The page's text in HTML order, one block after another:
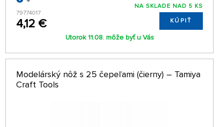
79774017
4,12 €
NA SKLADE NAD 5 KS
KÚPIŤ
Utorok 11.08. môže byť u Vás
Modelárský nôž s 25 čepeľami (čierny) – Tamiya
Craft Tools